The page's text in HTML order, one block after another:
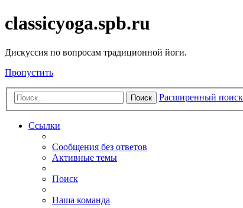
classicyoga.spb.ru
Дискуссия по вопросам традиционной йоги.
Пропустить
Поиск Расширенный поиск
Ссылки
Сообщения без ответов
Активные темы
Поиск
Наша команда